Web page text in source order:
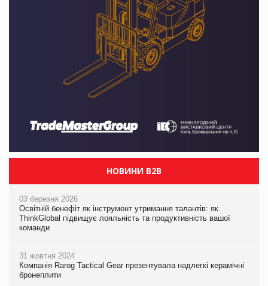
НОВИНИ B2B
03 березня 2026
Освітній бенефіт як інструмент утримання талантів: як
ThinkGlobal підвищує лояльність та продуктивність вашої
команди
31 жовтня 2024
Компанія Rarog Tactical Gear презентувала надлегкі керамічні
бронеплити